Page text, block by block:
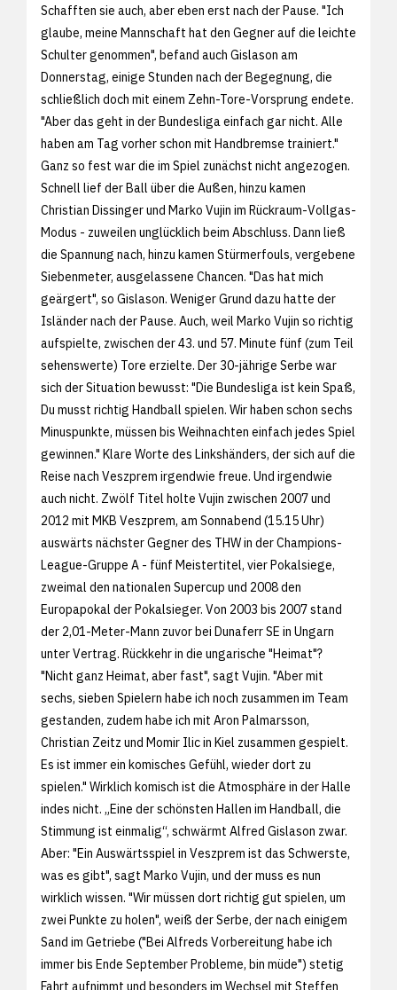
Schafften sie auch, aber eben erst nach der Pause. "Ich
glaube, meine Mannschaft hat den Gegner auf die leichte
Schulter genommen", befand auch Gislason am
Donnerstag, einige Stunden nach der Begegnung, die
schließlich doch mit einem Zehn-Tore-Vorsprung endete.
"Aber das geht in der Bundesliga einfach gar nicht. Alle
haben am Tag vorher schon mit Handbremse trainiert."
Ganz so fest war die im Spiel zunächst nicht angezogen.
Schnell lief der Ball über die Außen, hinzu kamen
Christian Dissinger und Marko Vujin im Rückraum-Vollgas-
Modus - zuweilen unglücklich beim Abschluss. Dann ließ
die Spannung nach, hinzu kamen Stürmerfouls, vergebene
Siebenmeter, ausgelassene Chancen. "Das hat mich
geärgert", so Gislason. Weniger Grund dazu hatte der
Isländer nach der Pause. Auch, weil Marko Vujin so richtig
aufspielte, zwischen der 43. und 57. Minute fünf (zum Teil
sehenswerte) Tore erzielte. Der 30-jährige Serbe war
sich der Situation bewusst: "Die Bundesliga ist kein Spaß,
Du musst richtig Handball spielen. Wir haben schon sechs
Minuspunkte, müssen bis Weihnachten einfach jedes Spiel
gewinnen." Klare Worte des Linkshänders, der sich auf die
Reise nach Veszprem irgendwie freue. Und irgendwie
auch nicht. Zwölf Titel holte Vujin zwischen 2007 und
2012 mit MKB Veszprem, am Sonnabend (15.15 Uhr)
auswärts nächster Gegner des THW in der Champions-
League-Gruppe A - fünf Meistertitel, vier Pokalsiege,
zweimal den nationalen Supercup und 2008 den
Europapokal der Pokalsieger. Von 2003 bis 2007 stand
der 2,01-Meter-Mann zuvor bei Dunaferr SE in Ungarn
unter Vertrag. Rückkehr in die ungarische "Heimat"?
"Nicht ganz Heimat, aber fast", sagt Vujin. "Aber mit
sechs, sieben Spielern habe ich noch zusammen im Team
gestanden, zudem habe ich mit Aron Palmarsson,
Christian Zeitz und Momir Ilic in Kiel zusammen gespielt.
Es ist immer ein komisches Gefühl, wieder dort zu
spielen." Wirklich komisch ist die Atmosphäre in der Halle
indes nicht. „Eine der schönsten Hallen im Handball, die
Stimmung ist einmalig“, schwärmt Alfred Gislason zwar.
Aber: "Ein Auswärtsspiel in Veszprem ist das Schwerste,
was es gibt", sagt Marko Vujin, und der muss es nun
wirklich wissen. "Wir müssen dort richtig gut spielen, um
zwei Punkte zu holen", weiß der Serbe, der nach einigem
Sand im Getriebe ("Bei Alfreds Vorbereitung habe ich
immer bis Ende September Probleme, bin müde") stetig
Fahrt aufnimmt und besonders im Wechsel mit Steffen